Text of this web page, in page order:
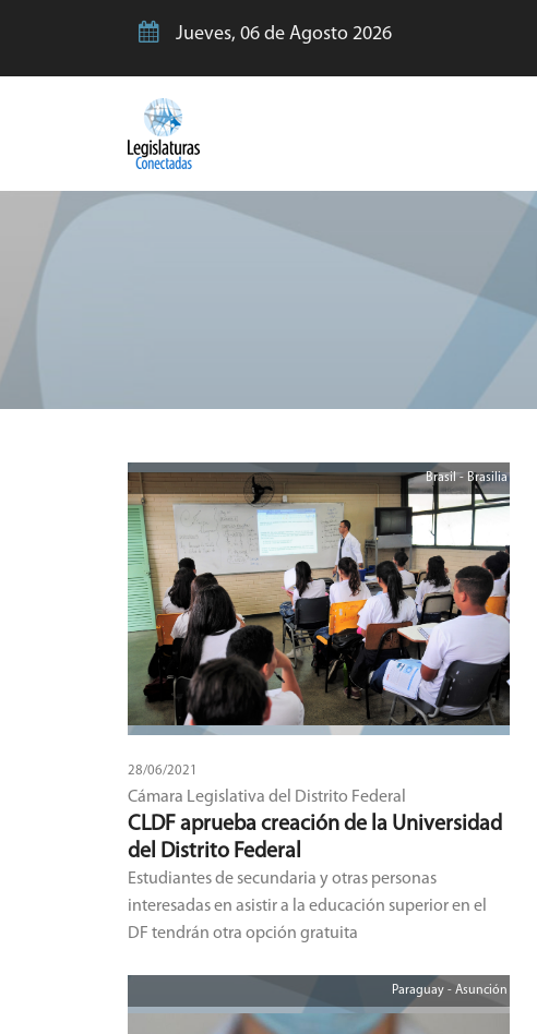
Jueves, 06 de Agosto 2026
28/06/2021
Cámara Legislativa del Distrito Federal
Brasil - Brasilia
CLDF aprueba creación de la Universidad
del Distrito Federal
Estudiantes de secundaria y otras personas
interesadas en asistir a la educación superior en el
DF tendrán otra opción gratuita
Paraguay - Asunción